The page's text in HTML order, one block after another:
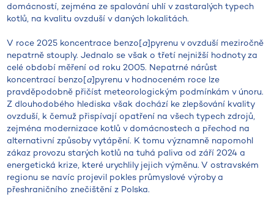
domácností, zejména ze spalování uhlí v zastaralých typech
kotlů, na kvalitu ovzduší v daných lokalitách.
V roce 2025 koncentrace benzo[a]pyrenu v ovzduší meziročně
nepatrně stouply. Jednalo se však o třetí nejnižší hodnoty za
celé období měření od roku 2005. Nepatrné nárůst
koncentrací benzo[a]pyrenu v hodnoceném roce lze
pravděpodobně přičíst meteorologickým podmínkám v únoru.
Z dlouhodobého hlediska však dochází ke zlepšování kvality
ovzduší, k čemuž přispívají opatření na všech typech zdrojů,
zejména modernizace kotlů v domácnostech a přechod na
alternativní způsoby vytápění. K tomu významně napomohl
zákaz provozu starých kotlů na tuhá paliva od září 2024 a
energetická krize, které urychlily jejich výměnu. V ostravském
regionu se navíc projevil pokles průmyslové výroby a
přeshraničního znečištění z Polska.